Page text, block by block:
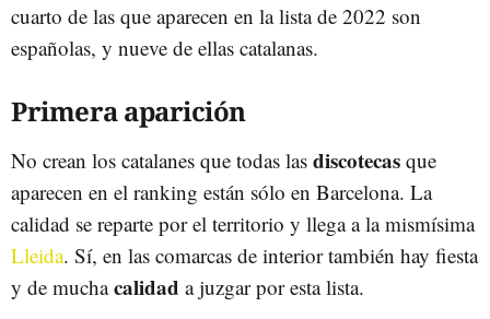
cuarto de las que aparecen en la lista de 2022 son
españolas, y nueve de ellas catalanas.
Primera aparición
No crean los catalanes que todas las discotecas que
aparecen en el ranking están sólo en Barcelona. La
calidad se reparte por el territorio y llega a la mismísima
Lleida. Sí, en las comarcas de interior también hay fiesta
y de muchacalidad a juzgar por esta lista.